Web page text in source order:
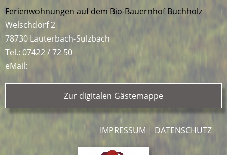
Ferienwohnungen auf dem Bio-Bauernhof Buchholz
Welschdorf 2
78730 Lauterbach-Sulzbach
Tel.: 07422 / 72 50
eMail:
Zur digitalen Gästemappe
IMPRESSUM | DATENSCHUTZ